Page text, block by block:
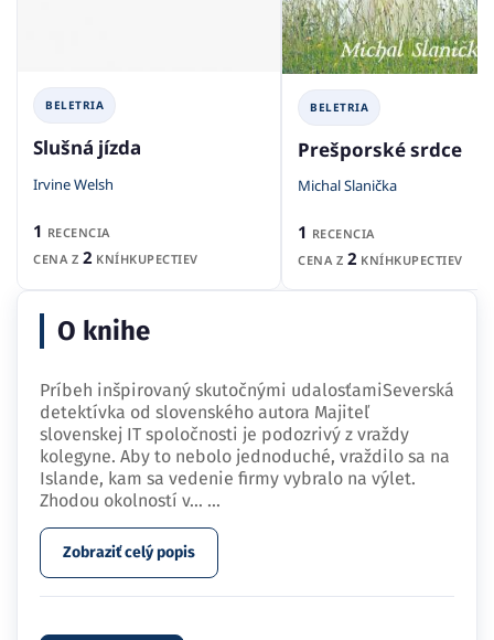
BELETRIA
Slušná jízda
Irvine Welsh
1 RECENCIA
CENA Z 2 KNÍHKUPECTIEV
BELETRIA
Prešporské srdce
Michal Slanička
1 RECENCIA
CENA Z 2 KNÍHKUPECTIEV
O knihe
Príbeh inšpirovaný skutočnými udalosťamiSeverská
detektívka od slovenského autora Majiteľ
slovenskej IT spoločnosti je podozrivý z vraždy
kolegyne. Aby to nebolo jednoduché, vraždilo sa na
Islande, kam sa vedenie firmy vybralo na výlet.
Zhodou okolností v… ...
Zobraziť celý popis